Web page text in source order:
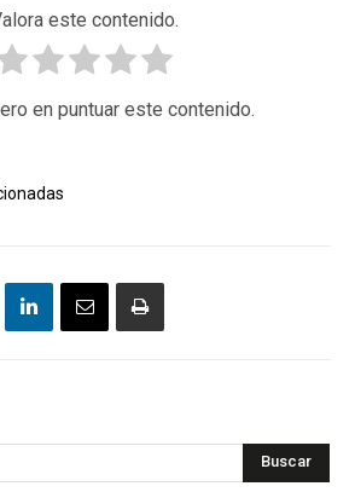
este contenido.
en puntuar este contenido.
Buscar